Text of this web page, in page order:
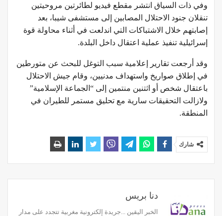
وفي ذات السياق انتشر مقطع فيديو لطائرتين مروحيتين
تنقلان جنود الاحتلال المصابين إلى مستشفى شيبا، بعد
إصابتهم خلال الاشتباكات التي اندلعت في أثناء محاولة قوة
إسرائيلية تنفيذ عملية اعتقال داخل البلدة.
وقد أرجعت تقارير إعلامية سبب التوغل للبحث عن متورطين
في إطلاق صواريخ واستهداف مدنيين، وقام جيش الاحتلال
باعتقال شخص أو اثتنين منتمين إلى “الجماعة الإسلامية”
ولازالت التحقيقات سارية مع تحليق مستمر للطيران في
المنطقة.
شارك
دنا بريس
الخبر اليقين ...جريدة إلكترونية مغربية تتجدد على مدار